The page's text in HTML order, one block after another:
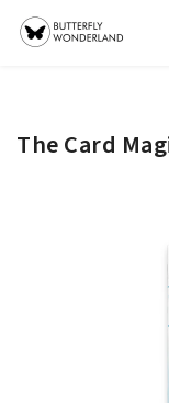
The Card